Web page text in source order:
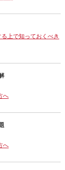
上で知っておくべき
へ
へ